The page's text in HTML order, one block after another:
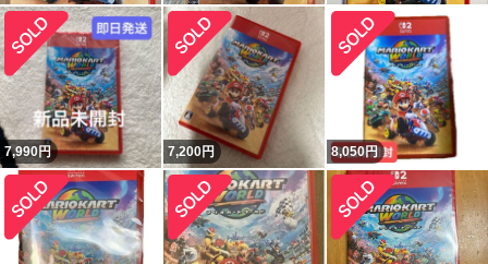
7,990円 7,200円 8,050円